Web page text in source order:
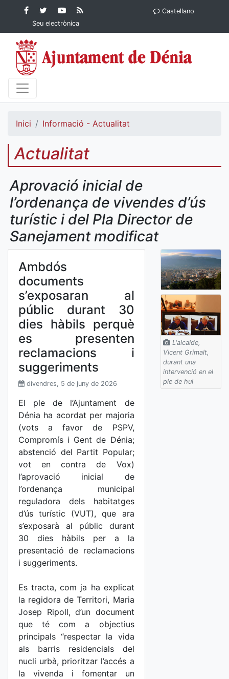
Contingut principalFacebook
Ajuntament de Dénia
Twitter
Ajuntament de
Dénia
YouTube
Ajuntament
de Dénia
Ajuntament
Seu electrònica
Castellano
Inici Informació - Actualitat
Actualitat
Aprovació inicial de
l’ordenança de vivendes d’ús
turístic i del Pla Director de
Sanejament modificat
Ambdós
documents
s’exposaran al
públic durant 30
dies hàbils perquè
es presenten
reclamacions i
suggeriments
divendres, 5 de juny de 2026
El ple de l’Ajuntament de
Dénia ha acordat per majoria
(vots a favor de PSPV,
Compromís i Gent de Dénia;
abstenció del Partit Popular;
vot en contra de Vox)
l’aprovació inicial de
l’ordenança municipal
reguladora dels habitatges
d’ús turístic (VUT), que ara
s’exposarà al públic durant
30 dies hàbils per a la
presentació de reclamacions
i suggeriments.
Es tracta, com ja ha explicat
la regidora de Territori, Maria
Josep Ripoll, d’un document
que té com a objectius
principals “respectar la vida
als barris residencials del
nucli urbà, prioritzar l’accés a
la vivenda i fomentar un
L'alcalde,
Vicent Grimalt,
durant una
intervenció en el
ple de hui